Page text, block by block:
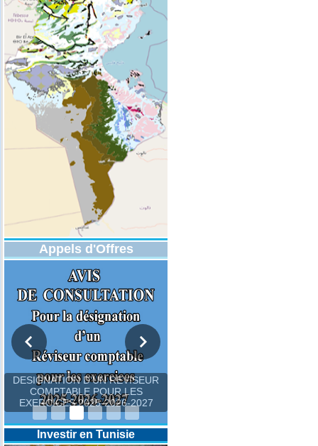
Appels d'Offres
DESIGNATION D’UN REVISEUR
COMPTABLE POUR LES
EXERCICES 2025-2026-2027
Investir en Tunisie